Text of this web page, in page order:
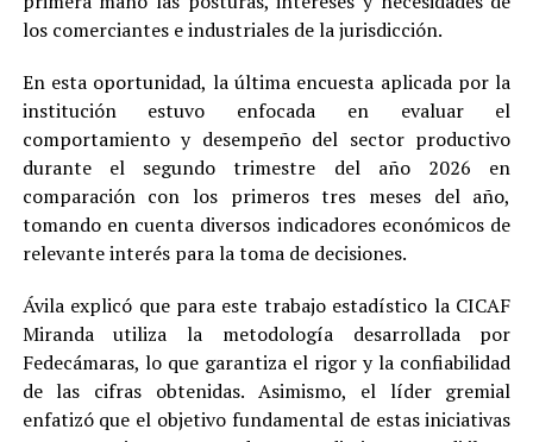
los comerciantes e industriales de la jurisdicción.
En esta oportunidad, la última encuesta aplicada por la
institución estuvo enfocada en evaluar el
comportamiento y desempeño del sector productivo
durante el segundo trimestre del año 2026 en
comparación con los primeros tres meses del año,
tomando en cuenta diversos indicadores económicos de
relevante interés para la toma de decisiones.
Ávila explicó que para este trabajo estadístico la CICAF
Miranda utiliza la metodología desarrollada por
Fedecámaras, lo que garantiza el rigor y la confiabilidad
de las cifras obtenidas. Asimismo, el líder gremial
enfatizó que el objetivo fundamental de estas iniciativas